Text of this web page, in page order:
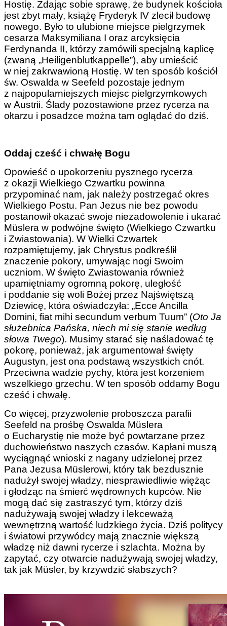
Hostię. Zdając sobie sprawę, że budynek kościoła
jest zbyt mały, książę Fryderyk IV zlecił budowę
nowego. Było to ulubione miejsce pielgrzymek
cesarza Maksymiliana I oraz arcyksięcia
Ferdynanda II, którzy zamówili specjalną kaplicę
(zwaną „Heiligenblutkappelle”), aby umieścić
w niej zakrwawioną Hostię. W ten sposób kościół
św. Oswalda w Seefeld pozostaje jednym
z najpopularniejszych miejsc pielgrzymkowych
w Austrii. Ślady pozostawione przez rycerza na
ołtarzu i posadzce można tam oglądać do dziś.
Oddaj cześć i chwałę Bogu
Opowieść o upokorzeniu pysznego rycerza
z okazji Wielkiego Czwartku powinna
przypominać nam, jak należy postrzegać okres
Wielkiego Postu. Pan Jezus nie bez powodu
postanowił okazać swoje niezadowolenie i ukarać
Müslera w podwójne święto (Wielkiego Czwartku
i Zwiastowania). W Wielki Czwartek
rozpamiętujemy, jak Chrystus podkreślił
znaczenie pokory, umywając nogi Swoim
uczniom. W święto Zwiastowania również
upamiętniamy ogromną pokorę, uległość
i poddanie się woli Bożej przez Najświętszą
Dziewicę, która oświadczyła: „Ecce Ancilla
Domini, fiat mihi secundum verbum Tuum” (Oto Ja
służebnica Pańska, niech mi się stanie według
słowa Twego). Musimy starać się naśladować tę
pokorę, ponieważ, jak argumentował święty
Augustyn, jest ona podstawą wszystkich cnót.
Przeciwna wadzie pychy, która jest korzeniem
wszelkiego grzechu. W ten sposób oddamy Bogu
cześć i chwałę.
Co więcej, przyzwolenie proboszcza parafii
Seefeld na prośbę Oswalda Müslera
o Eucharystię nie może być powtarzane przez
duchowieństwo naszych czasów. Kapłani muszą
wyciągnąć wnioski z nagany udzielonej przez
Pana Jezusa Müslerowi, który tak bezdusznie
nadużył swojej władzy, niesprawiedliwie więżąc
i głodząc na śmierć wędrownych kupców. Nie
mogą dać się zastraszyć tym, którzy dziś
nadużywają swojej władzy i lekceważą
wewnętrzną wartość ludzkiego życia. Dziś politycy
i światowi przywódcy mają znacznie większą
władzę niż dawni rycerze i szlachta. Można by
zapytać, czy otwarcie nadużywają swojej władzy,
tak jak Müsler, by krzywdzić słabszych?